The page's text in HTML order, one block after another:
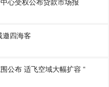
心受权公布贷款市场报
邀四海客
公布 适飞空域大幅扩容 “